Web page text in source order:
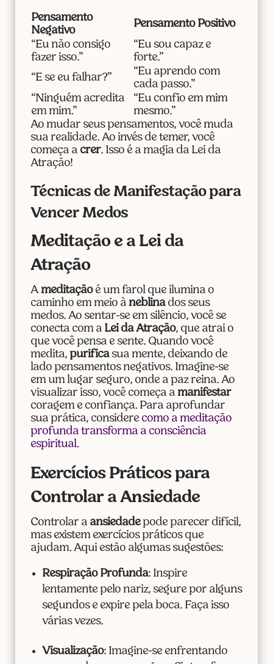
Pensamento
Negativo
Pensamento Positivo
“Eu não consigo
fazer isso.”
“Eu sou capaz e
forte.”
“E se eu falhar?”
“Eu aprendo com
cada passo.”
“Ninguém acredita
em mim.”
“Eu confio em mim
mesmo.”
Ao mudar seus pensamentos, você muda
sua realidade. Ao invés de temer, você
começa a crer. Isso é a magia da Lei da
Atração!
Técnicas de Manifestação para
Vencer Medos
Meditação e a Lei da
Atração
A meditaçãoé um farol que ilumina o
caminho em meio à neblinados seus
medos. Ao sentar-se em silêncio, você se
conecta com a Lei da Atração, que atrai o
que você pensa e sente. Quando você
medita, purificasua mente, deixando de
lado pensamentos negativos. Imagine-se
em um lugar seguro, onde a paz reina. Ao
visualizar isso, você começa a manifestar
coragem e confiança. Para aprofundar
sua prática, considere como a meditação
profunda transforma a consciência
espiritual.
Exercícios Práticos para
Controlar a Ansiedade
Controlar a ansiedadepode parecer difícil,
mas existem exercícios práticos que
ajudam. Aqui estão algumas sugestões:
Respiração Profunda: Inspire
lentamente pelo nariz, segure por alguns
segundos e expire pela boca. Faça isso
várias vezes.
Visualização: Imagine-se enfrentando